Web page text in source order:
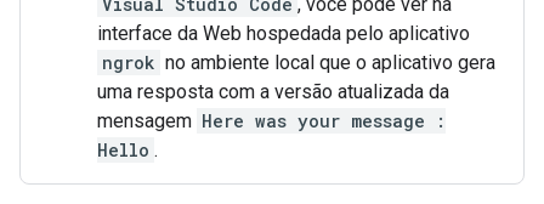
interface da Web hospedada pelo aplicativo
ngrok no ambiente local que o aplicativo gera
uma resposta com a versão atualizada da
mensagem Here was your message :
Hello .